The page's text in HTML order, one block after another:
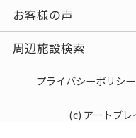
お客様の声
周辺施設検索
プライバシーポリシー
(c) アートブ